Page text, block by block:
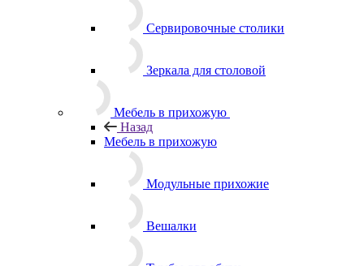
Сервировочные столики
Зеркала для столовой
Мебель в прихожую
Назад
Мебель в прихожую
Модульные прихожие
Вешалки